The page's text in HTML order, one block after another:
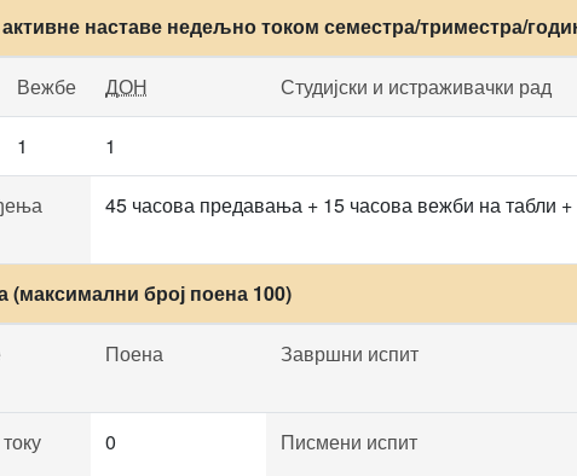
наставе недељно током семестра/триместра/
Вежбе ДОН Студијски и истраживачки рад
1 1
45 часова предавања + 15 часова вежби на табли
(максимални број поена 100)
Поена Завршни испит
0 Писмени испит